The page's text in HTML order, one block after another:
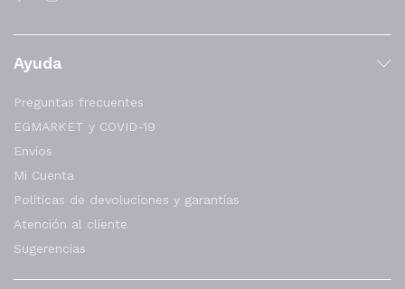
Ayuda
Preguntas frecuentes
EGMARKET y COVID-19
Envíos
Mi Cuenta
Políticas de devoluciones y garantías
Atención al cliente
Sugerencias